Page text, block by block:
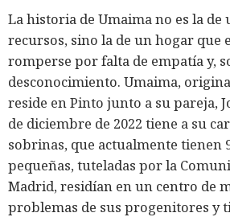
La historia de Umaima no es la
recursos, sino la de un hogar que
romperse por falta de empatía y,
desconocimiento. Umaima,
reside en Pinto junto a su pareja,
de diciembre de 2022 tiene a su
sobrinas, que actualmente tienen
pequeñas, tuteladas por la
Madrid, residían en un centro de
problemas de sus progenitores y